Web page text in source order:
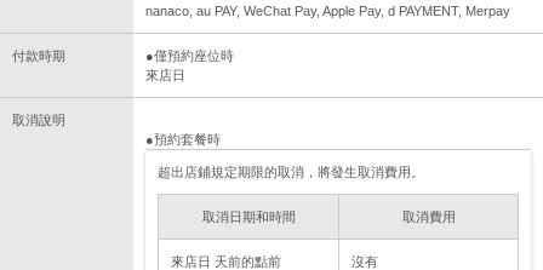
nanaco, au PAY, WeChat Pay, Apple Pay, d PAYMENT, Merpay
付款時期
●僅預約座位時
來店日
取消說明
●預約套餐時
超出店鋪規定期限的取消，將發生取消費用。
取消日期和時間 取消費用
來店日 天前的點前 沒有